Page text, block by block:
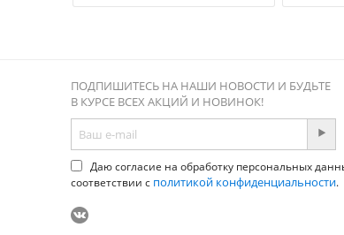
ПОДПИШИТЕСЬ НА НАШИ НОВОСТИ И БУДЬТЕ
В КУРСЕ ВСЕХ АКЦИЙ И НОВИНОК!
Даю согласие на обработку персональных
соответствии с политикой конфиденциальности.